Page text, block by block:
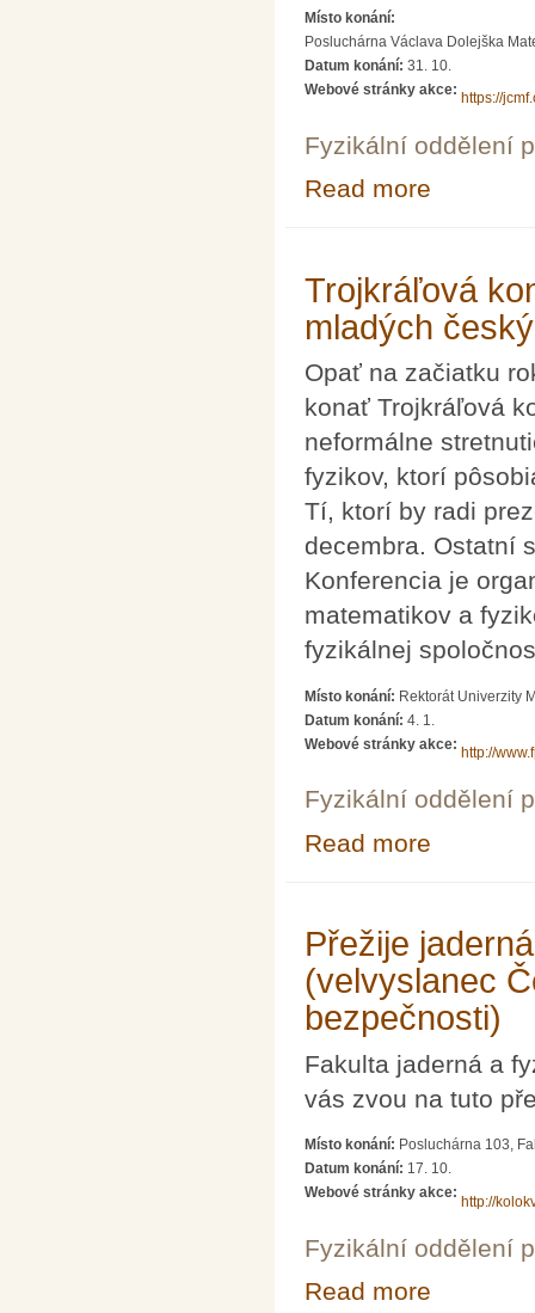
Místo konání:
Posluchárna Václava Dolejška
Datum konání: 31. 10.
Webové stránky akce:
https://
Fyzikální oddělení
Read more
Trojkráľová
mladých
Opať na začiatku
konať Trojkráľová
neformálne
fyzikov, ktorí
Tí, ktorí by radi
decembra. Ostatní
Konferencia je
matematikov a
fyzikálnej
Místo konání: Rektorát Univerzity
Datum konání: 4. 1.
Webové stránky akce:
http://
Fyzikální oddělení
Read more
Přežije
(velvyslanec
bezpečnosti)
Fakulta jaderná a
vás zvou na tuto
Místo konání: Posluchárna 103,
Datum konání: 17. 10.
Webové stránky akce:
http://
Fyzikální oddělení
Read more